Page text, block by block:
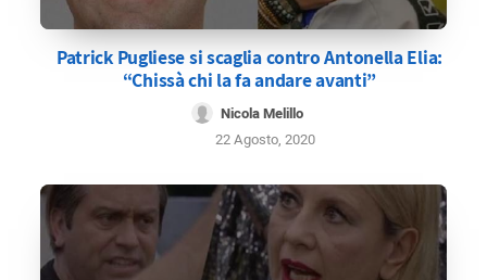
Patrick Pugliese si scaglia contro Antonella Elia:
“Chissà chi la fa andare avanti”
Nicola Melillo
22 Agosto, 2020